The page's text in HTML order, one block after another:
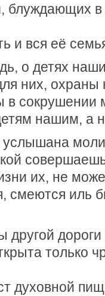
блуждающих в
и вся её
о детях
них, охраны
в сокрушении
нашим, а
их, не
смеются иль
другой дороги
только
духовной